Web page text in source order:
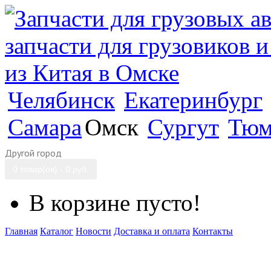
Челябинск Екатеринбург
СамараОмск Сургут
Другой город
В корзине пусто!
Главная Каталог Новости Доставка и оплата Контакты